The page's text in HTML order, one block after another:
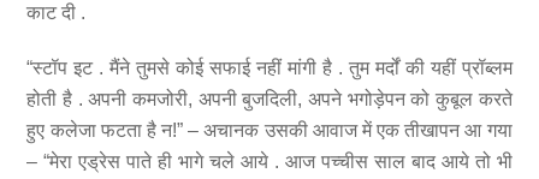
काट दी .
“स्टॉप इट . मैंने तुमसे कोई सफाई नहीं मांगी है . तुम मर्दों की यहीं प्रॉब्लम
होती है . अपनी कमजोरी, अपनी बुजदिली, अपने भगोड़ेपन को कुबूल करते
हुए कलेजा फटता है न!” – अचानक उसकी आवाज में एक तीखापन आ गया
– “मेरा एड्रेस पाते ही भागे चले आये . आज पच्चीस साल बाद आये तो भी